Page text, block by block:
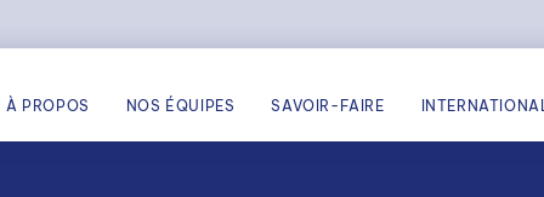
À PROPOS NOS ÉQUIPES SAVOIR-FAIRE